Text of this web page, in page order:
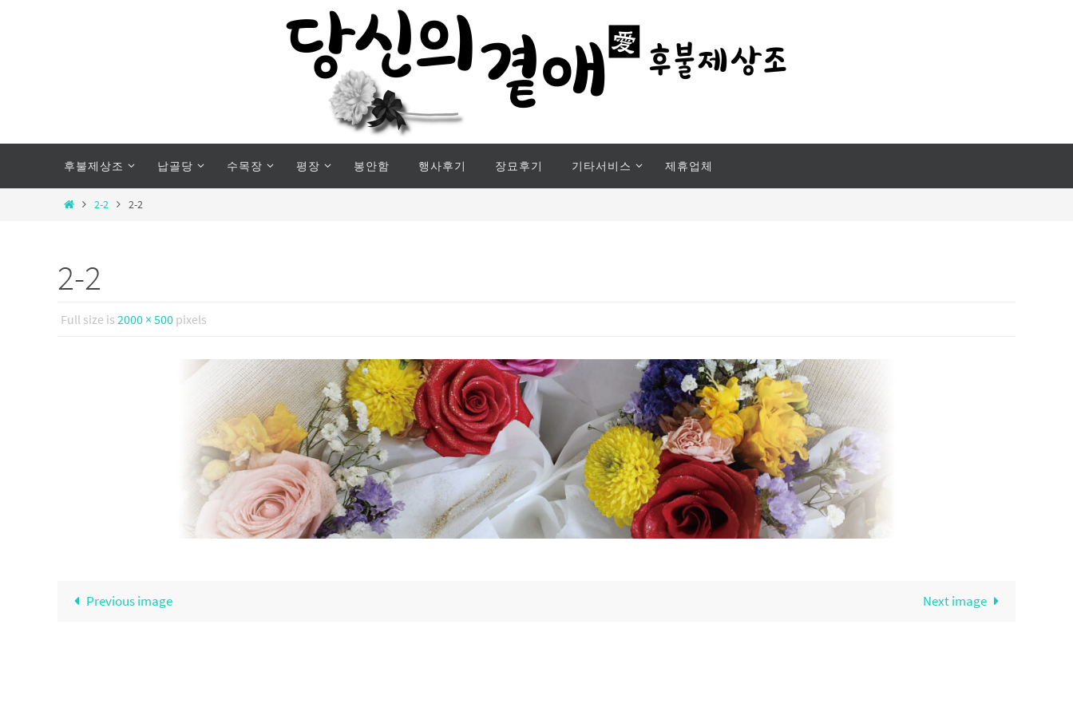
content
후불제상조 납골당 수목장 평장 봉안함 행사후기 장묘후기 기타서비스 제휴업체
Home
2-2 2-2
2-2
Full size is 2000 × 500 pixels
Previous image Next image